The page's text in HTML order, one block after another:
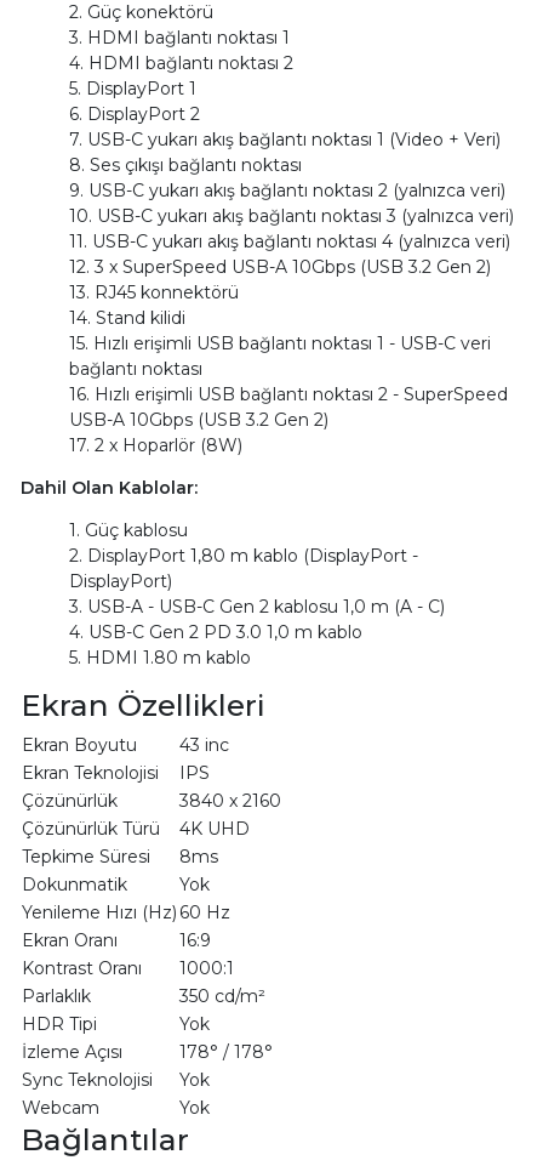
2. Güç konektörü
3. HDMI bağlantı noktası 1
4. HDMI bağlantı noktası 2
5. DisplayPort 1
6. DisplayPort 2
7. USB-C yukarı akış bağlantı noktası 1 (Video + Veri)
8. Ses çıkışı bağlantı noktası
9. USB-C yukarı akış bağlantı noktası 2 (yalnızca veri)
10. USB-C yukarı akış bağlantı noktası 3 (yalnızca veri)
11. USB-C yukarı akış bağlantı noktası 4 (yalnızca veri)
12. 3 x SuperSpeed USB-A 10Gbps (USB 3.2 Gen 2)
13. RJ45 konnektörü
14. Stand kilidi
15. Hızlı erişimli USB bağlantı noktası 1 - USB-C veri
bağlantı noktası
16. Hızlı erişimli USB bağlantı noktası 2 - SuperSpeed
USB-A 10Gbps (USB 3.2 Gen 2)
17. 2 x Hoparlör (8W)
Dahil Olan Kablolar:
1. Güç kablosu
2. DisplayPort 1,80 m kablo (DisplayPort -
DisplayPort)
3. USB-A - USB-C Gen 2 kablosu 1,0 m (A - C)
4. USB-C Gen 2 PD 3.0 1,0 m kablo
5. HDMI 1.80 m kablo
Ekran Özellikleri
Ekran Boyutu
43 inc
Ekran Teknolojisi
IPS
Çözünürlük
3840 x 2160
Çözünürlük Türü
4K UHD
Tepkime Süresi
8ms
Dokunmatik
Yok
Yenileme Hızı (Hz) 60 Hz
Ekran Oranı
16:9
Kontrast Oranı
1000:1
Parlaklık
350 cd/m²
HDR Tipi
Yok
İzleme Açısı
178° / 178°
Sync Teknolojisi
Yok
Webcam
Yok
Bağlantılar